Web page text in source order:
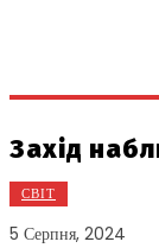
Захід
СВІТ
5 Серпня, 2024